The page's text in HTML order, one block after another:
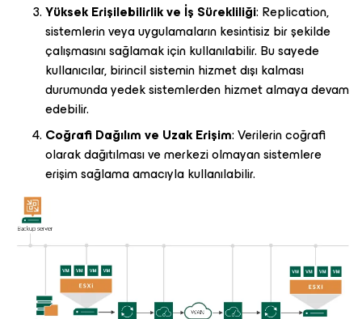
Yüksek Erişilebilirlik ve İş Sürekliliği: Replication,
sistemlerin veya uygulamaların kesintisiz bir şekilde
çalışmasını sağlamak için kullanılabilir. Bu sayede
kullanıcılar, birincil sistemin hizmet dışı kalması
durumunda yedek sistemlerden hizmet almaya devam
edebilir.
Coğrafi Dağılım ve Uzak Erişim: Verilerin coğrafi
olarak dağıtılması ve merkezi olmayan sistemlere
erişim sağlama amacıyla kullanılabilir.